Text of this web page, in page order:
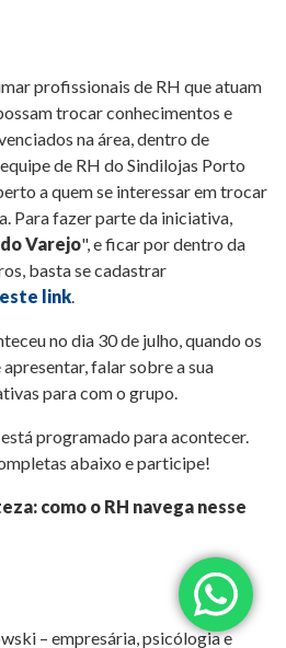
profissionais de RH que atuam
trocar conhecimentos e
na área, dentro de
de RH do Sindilojas Porto
a quem se interessar em trocar
Para fazer parte da iniciativa,
Varejo", e ficar por dentro da
basta se cadastrar
link.
no dia 30 de julho, quando os
falar sobre a sua
para com o grupo.
programado para acontecer.
abaixo e participe!
como o RH navega nesse
– empresária, psicólogia e